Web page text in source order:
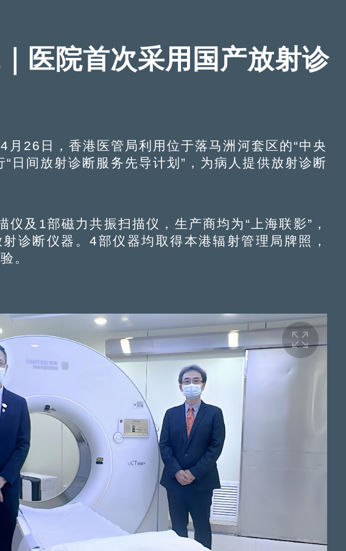
医院首次采用国产放射诊
26日，香港医管局利用位于落马洲河套区的“中央
“日间放射诊断服务先导计划”，为病人提供放射诊断
及1部磁力共振扫描仪，生产商均为“上海联影”，
诊断仪器。4部仪器均取得本港辐射管理局牌照，
。